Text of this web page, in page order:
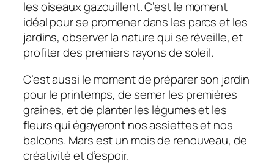
les oiseaux gazouillent. C’est le moment
idéal pour se promener dans les parcs et les
jardins, observer la nature qui se réveille, et
profiter des premiers rayons de soleil.
C’est aussi le moment de préparer son jardin
pour le printemps, de semer les premières
graines, et de planter les légumes et les
fleurs qui égayeront nos assiettes et nos
balcons. Mars est un mois de renouveau, de
créativité et d’espoir.